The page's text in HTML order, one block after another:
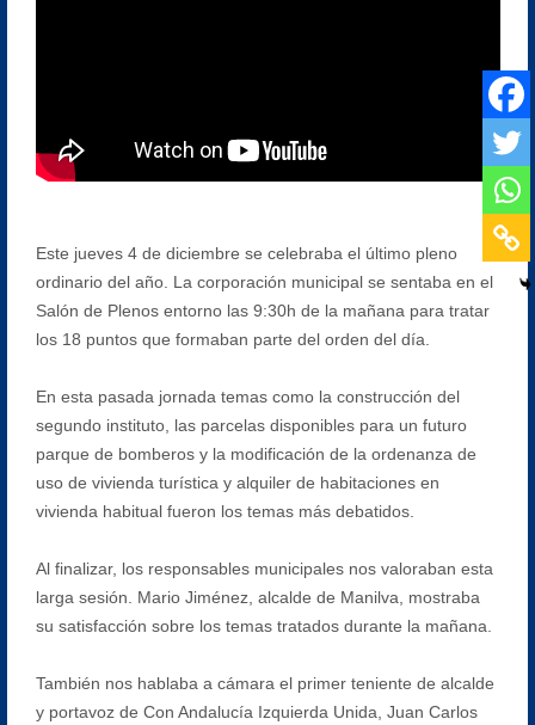
Este jueves 4 de diciembre se celebraba el último pleno
ordinario del año. La corporación municipal se sentaba en el
Salón de Plenos entorno las 9:30h de la mañana para tratar
los 18 puntos que formaban parte del orden del día.
En esta pasada jornada temas como la construcción del
segundo instituto, las parcelas disponibles para un futuro
parque de bomberos y la modificación de la ordenanza de
uso de vivienda turística y alquiler de habitaciones en
vivienda habitual fueron los temas más debatidos.
Al finalizar, los responsables municipales nos valoraban esta
larga sesión. Mario Jiménez, alcalde de Manilva, mostraba
su satisfacción sobre los temas tratados durante la mañana.
También nos hablaba a cámara el primer teniente de alcalde
y portavoz de Con Andalucía Izquierda Unida, Juan Carlos